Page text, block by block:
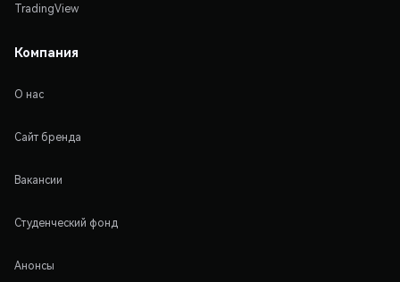
TradingView
Компания
О нас
Сайт бренда
Вакансии
Студенческий фонд
Анонсы